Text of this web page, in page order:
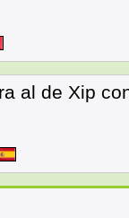
al de Xip